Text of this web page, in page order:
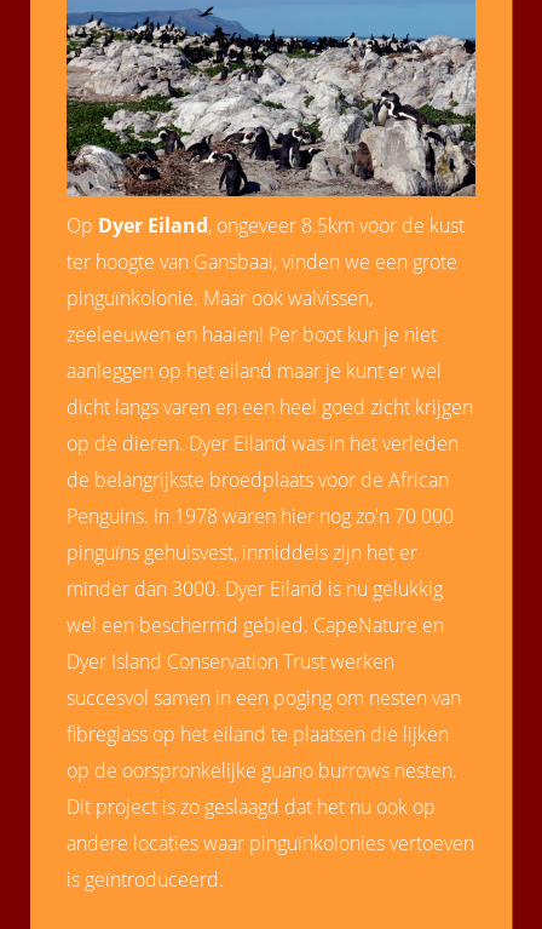
Op Dyer Eiland, ongeveer 8.5km voor de kust
ter hoogte van Gansbaai, vinden we een grote
pinguïnkolonie. Maar ook walvissen,
zeeleeuwen en haaien! Per boot kun je niet
aanleggen op het eiland maar je kunt er wel
dicht langs varen en een heel goed zicht krijgen
op de dieren. Dyer Eiland was in het verleden
de belangrijkste broedplaats voor de African
Penguins. In 1978 waren hier nog zo'n 70 000
pinguïns gehuisvest, inmiddels zijn het er
minder dan 3000. Dyer Eiland is nu gelukkig
wel een beschermd gebied. CapeNature en
Dyer Island Conservation Trust werken
succesvol samen in een poging om nesten van
fibreglass op het eiland te plaatsen die lijken
op de oorspronkelijke guano burrows nesten.
Dit project is zo geslaagd dat het nu ook op
andere locaties waar pinguïnkolonies vertoeven
is geïntroduceerd.